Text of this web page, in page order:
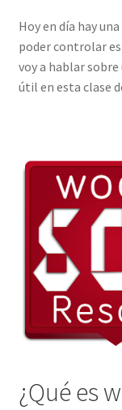
Hoy en día hay
poder controlar
voy a hablar sobre
útil en esta clase
¿Qué es